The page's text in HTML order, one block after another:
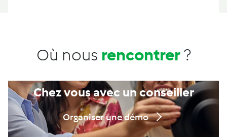
Où nous rencontrer?
Chez vous avec un conseiller
Organiser une démo